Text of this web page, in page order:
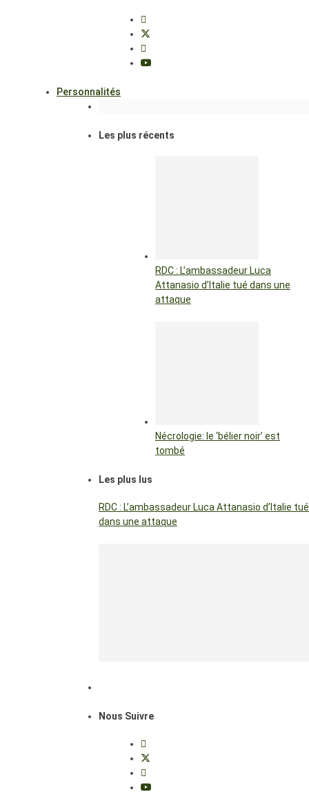
Personnalités
Les plus récents
RDC : L’ambassadeur Luca
Attanasio d’Italie tué dans une
attaque
Nécrologie: le ‘bélier noir’ est
tombé
Les plus lus
RDC : L’ambassadeur Luca Attanasio d’Italie tué
dans une attaque
Nous Suivre